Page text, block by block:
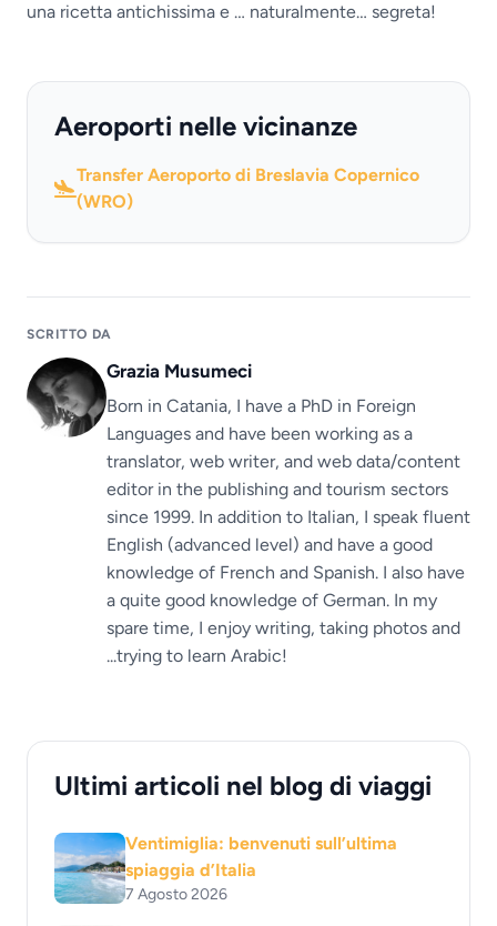
una ricetta antichissima e … naturalmente… segreta!
Aeroporti nelle vicinanze
Transfer Aeroporto di Breslavia Copernico
(WRO)
SCRITTO DA
Grazia Musumeci
Born in Catania, I have a PhD in Foreign
Languages ​​and have been working as a
translator, web writer, and web data/content
editor in the publishing and tourism sectors
since 1999. In addition to Italian, I speak fluent
English (advanced level) and have a good
knowledge of French and Spanish. I also have
a quite good knowledge of German. In my
spare time, I enjoy writing, taking photos and
...trying to learn Arabic!
Ultimi articoli nel blog di viaggi
Ventimiglia: benvenuti sull’ultima
spiaggia d’Italia
7 Agosto 2026